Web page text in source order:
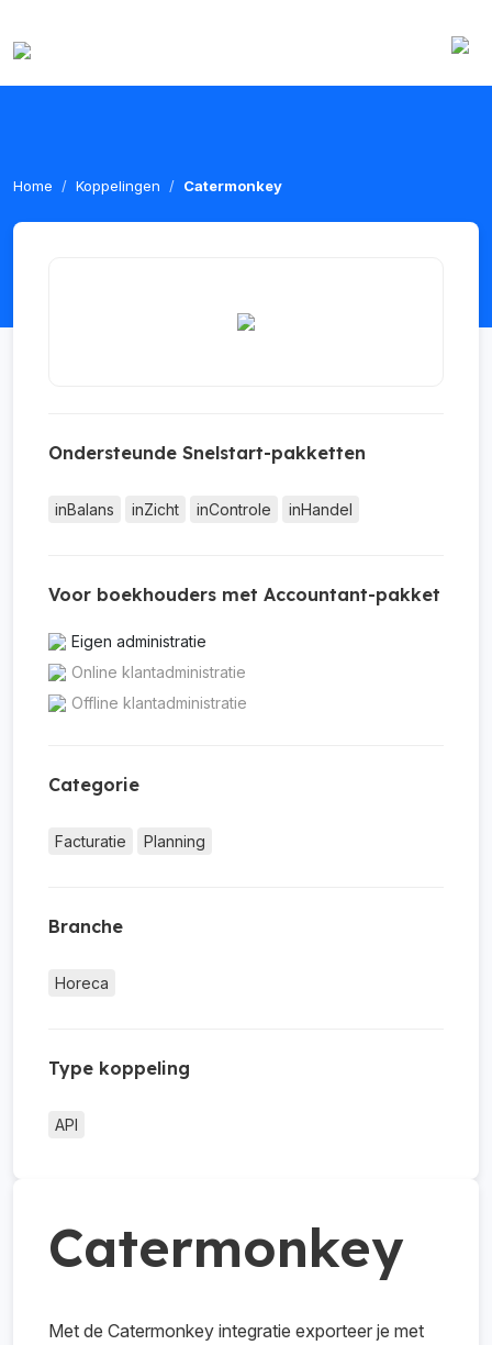
Home Koppelingen Catermonkey
Ondersteunde Snelstart-pakketten
inBalans inZicht inControle inHandel
Voor boekhouders met Accountant-pakket
Eigen administratie
Online klantadministratie
Offline klantadministratie
Categorie
Facturatie Planning
Branche
Horeca
Type koppeling
API
Catermonkey
Met de Catermonkey integratie exporteer je met